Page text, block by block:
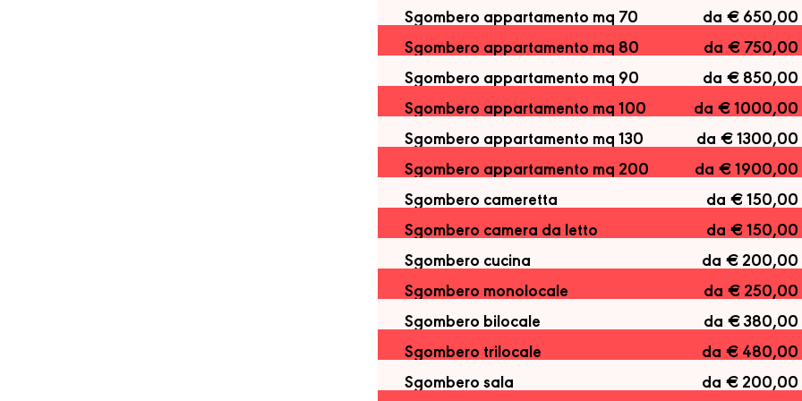
Sgombero appartamento mq 70
da € 650,00
Sgombero appartamento mq 80
da € 750,00
Sgombero appartamento mq 90
da € 850,00
Sgombero appartamento mq 100
da € 1000,00
Sgombero appartamento mq 130
da € 1300,00
Sgombero appartamento mq 200
da € 1900,00
Sgombero cameretta
da € 150,00
Sgombero camera da letto
da € 150,00
Sgombero cucina
da € 200,00
Sgombero monolocale
da € 250,00
Sgombero bilocale
da € 380,00
Sgombero trilocale
da € 480,00
Sgombero sala
da € 200,00